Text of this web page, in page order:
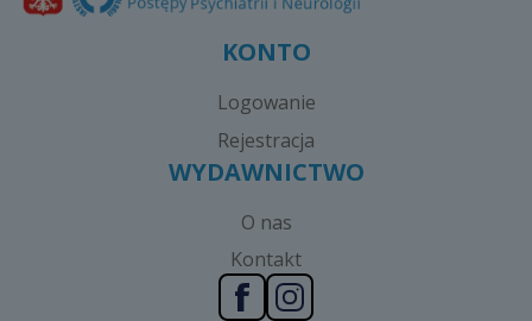
KONTO
Logowanie
Rejestracja
WYDAWNICTWO
O nas
Kontakt